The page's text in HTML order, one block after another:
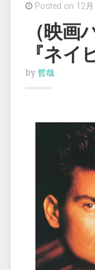
Posted on 12月
（映画
『ネイ
by 哲哉